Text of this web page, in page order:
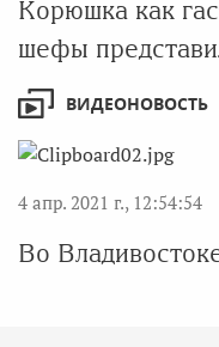
Корюшка как
шефы
ВИДЕОНОВОСТЬ
4 апр. 2021 г., 12:54:54
Во